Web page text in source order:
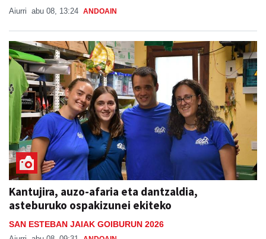
Aiurri abu 08, 13:24 ANDOAIN
Kantujira, auzo-afaria eta dantzaldia,
asteburuko ospakizunei ekiteko
SAN ESTEBAN JAIAK GOIBURUN 2026